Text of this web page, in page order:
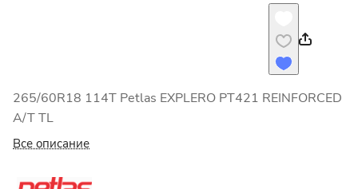
265/60R18 114T Petlas EXPLERO PT421 REINFORCED
A/T TL
Все описание